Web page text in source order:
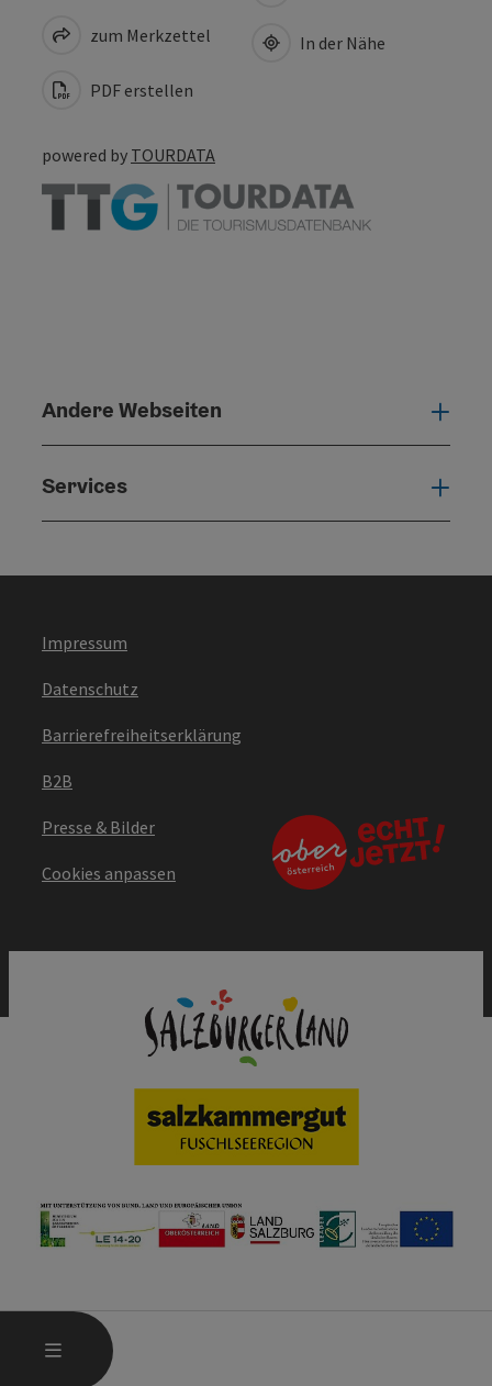
MENÜ
zum Merkzettel
PDF erstellen
In der Nähe
powered by TOURDATA
Andere Webseiten
Services
Impressum
Datenschutz
Barrierefreiheitserklärung
B2B
Presse & Bilder
Cookies anpassen